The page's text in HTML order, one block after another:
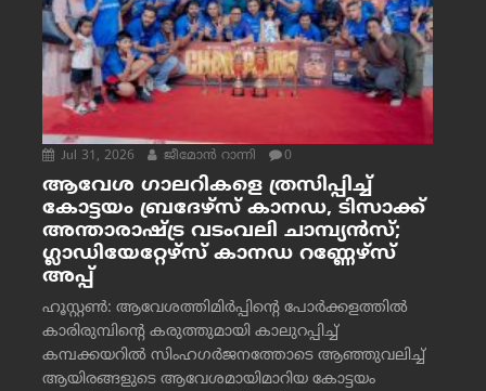
Jul 31, 2026 ജീമോന്‍ റാന്നി 0
ആവേശ ഗാലറികളെ ത്രസിപ്പിച്ച്
കോട്ടയം ബ്രദേഴ്‌സ് കാനഡ, ടിസാക്ക്
അന്താരാഷ്ട്ര വടംവലി ചാമ്പ്യന്‍സ്;
ഗ്ലാഡിയേറ്റേഴ്‌സ് കാനഡ റണ്ണേഴ്‌സ്
അപ്പ്
ഹൂസ്റ്റണ്‍: ആവേശത്തിമിര്‍പ്പിന്റെ പോര്‍ക്കളത്തില്‍
കാരിരുമ്പിന്റെ കരുത്തുമായി കാലുറപ്പിച്ച്
കമ്പക്കയറില്‍ സിംഹഗര്‍ജനത്തോടെ ആഞ്ഞുവലിച്ച്
ആയിരങ്ങളുടെ ആവേശമായിമാറിയ കോട്ടയം